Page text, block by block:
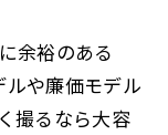
余裕のある
や廉価モデル
撮るなら大容